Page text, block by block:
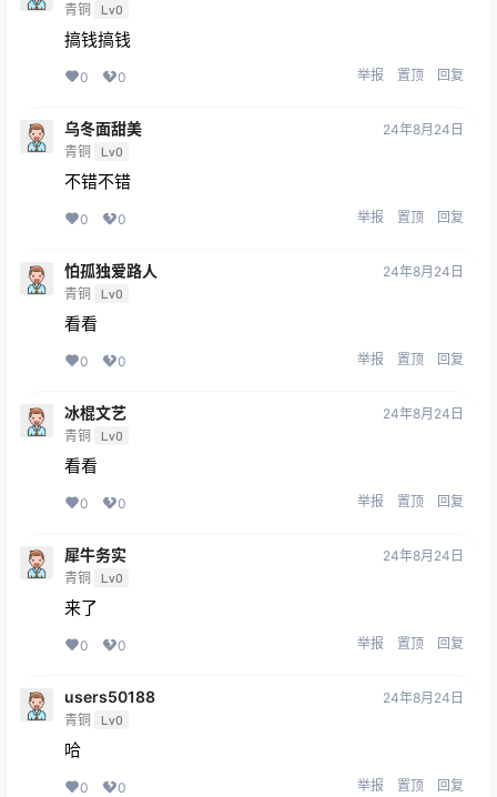
青铜 Lv0
搞钱搞钱
0 0 举报 置顶 回复
乌冬面甜美
青铜 Lv0
24年8月24日
不错不错
0 0 举报 置顶 回复
怕孤独爱路人
青铜 Lv0
24年8月24日
看看
0 0 举报 置顶 回复
冰棍文艺
青铜 Lv0
24年8月24日
看看
0 0 举报 置顶 回复
犀牛务实
青铜 Lv0
24年8月24日
来了
0 0 举报 置顶 回复
users50188
青铜 Lv0
24年8月24日
哈
0 0 举报 置顶 回复